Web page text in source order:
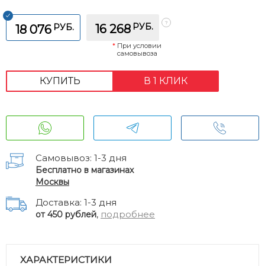
18 076 РУБ. 16 268 РУБ.
* При условии
самовывоза
КУПИТЬ В 1 КЛИК
Самовывоз: 1-3 дня
Бесплатно в магазинах
Москвы
Доставка: 1-3 дня
от 450 рублей, подробнее
ХАРАКТЕРИСТИКИ